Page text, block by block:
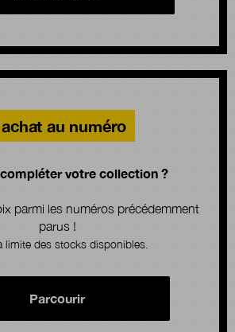
au numéro
compléter votre collection ?
parmi les numéros précédemment
parus !
limite des stocks disponibles.
Parcourir